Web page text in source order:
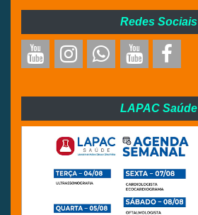
Redes Sociais
LAPAC Saúde